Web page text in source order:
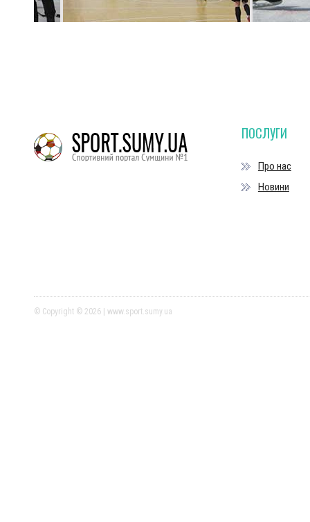
ПОСЛУГИ
Про нас
Новини
© Copyright © 2026 | www.sport.sumy.ua